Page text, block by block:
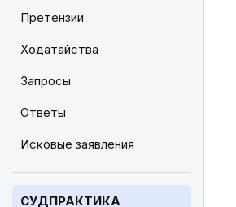
Претензии
Ходатайства
Запросы
Ответы
Исковые заявления
СУДПРАКТИКА